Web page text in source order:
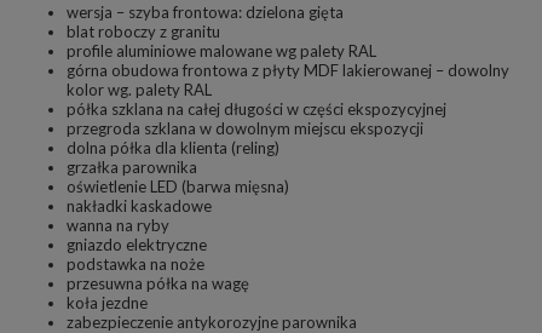
wersja – szyba frontowa: dzielona gięta
blat roboczy z granitu
profile aluminiowe malowane wg palety RAL
górna obudowa frontowa z płyty MDF lakierowanej – dowolny
kolor wg. palety RAL
półka szklana na całej długości w części ekspozycyjnej
przegroda szklana w dowolnym miejscu ekspozycji
dolna półka dla klienta (reling)
grzałka parownika
oświetlenie LED (barwa mięsna)
nakładki kaskadowe
wanna na ryby
gniazdo elektryczne
podstawka na noże
przesuwna półka na wagę
koła jezdne
zabezpieczenie antykorozyjne parownika